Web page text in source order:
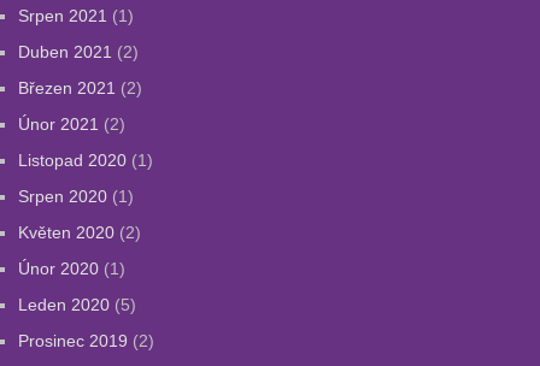
Srpen 2021 (1)
Duben 2021 (2)
Březen 2021 (2)
Únor 2021 (2)
Listopad 2020 (1)
Srpen 2020 (1)
Květen 2020 (2)
Únor 2020 (1)
Leden 2020 (5)
Prosinec 2019 (2)